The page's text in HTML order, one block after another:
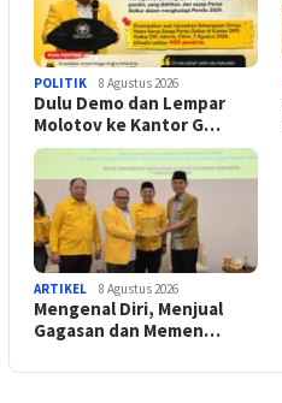
POLITIK 8 Agustus 2026
Dulu Demo dan Lempar
Molotov ke Kantor G…
ARTIKEL 8 Agustus 2026
Mengenal Diri, Menjual
Gagasan dan Memen…